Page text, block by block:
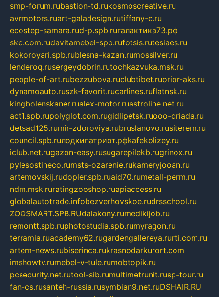
smp-forum.rubastion-td.rukosmoscreative.ru
avrmotors.ruart-galadesign.rutiffany-c.ru
ecostep-samara.rud-p.spb.ruгалактика73.рф
sko.com.rudavitamebel-spb.rufotsis.rutesiaes.ru
kokoroyari.spb.rublesna-kazan.rumossilver.ru
lenderoq.rusergeydobrin.rutochkazvuka.msk.ru
people-of-art.rubezzubova.ruclubtibet.ruorior-aks.ru
dynamoauto.ruszk-favorit.rucarlines.ruflatnsk.ru
kingbolenskaner.rualex-motor.ruastroline.net.ru
act1.spb.rupolyglot.com.rugidlipetsk.ruooo-driada.ru
detsad125.rumir-zdoroviya.rubruslanovo.rusiterem.ru
council.spb.ruлодкипатриот.рфkafekolizey.ru
iclub.net.rugazon-easy.rusugarepilekb.rugrinox.ru
pylesostineco.rumsts-ozarenie.rukameryjooan.ru
artemovskij.rudopler.spb.ruaid70.rumetall-perm.ru
ndm.msk.ruratingzooshop.ruapiaccess.ru
globalautotrade.infobezverhovskoe.rudrsschool.ru
ZOOSMART.SPB.RUdalakony.rumedikijob.ru
remontt.spb.ruphotostudia.spb.rumyragon.ru
terramia.ruacademy62.rugardengallereya.rurti.com.ru
artem-news.rubiserinca.rukrasnodarkurort.com
imshowtv.rumebel-v-tule.rumobtopik.ru
pcsecurity.net.rutool-sib.rumultimetrunit.rusp-tour.ru
fan-cs.rusanteh-russia.rusymbian9.net.ruDSHAIR.RU